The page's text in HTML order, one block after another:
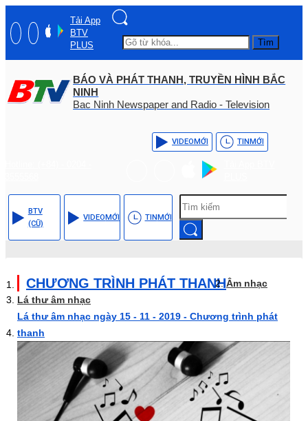
Tải App
BTV
PLUS
Tìm
BÁO VÀ PHÁT THANH, TRUYỀN HÌNH BẮC
NINH
Bac Ninh Newspaper and Radio - Television
VIDEOMỚI TINMỚI
BTV
(CŨ)
VIDEOMỚI TINMỚI
CHƯƠNG TRÌNH PHÁT THANHÂm nhạc
Lá thư âm nhạc
Lá thư âm nhạc ngày 15 - 11 - 2019 - Chương trình phát
thanh